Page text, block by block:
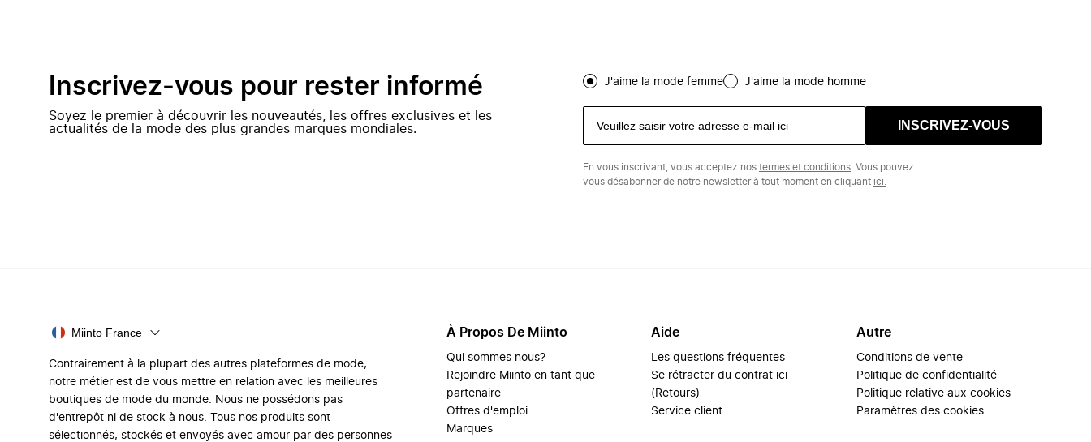
Inscrivez-vous pour rester informé
Soyez le premier à découvrir les nouveautés, les offres exclusives et les
actualités de la mode des plus grandes marques mondiales.
J'aime la mode femme J'aime la mode homme
INSCRIVEZ-VOUS
En vous inscrivant, vous acceptez nos termes et conditions . Vous pouvez
vous désabonner de notre newsletter à tout moment en cliquant ici.
Miinto France
Contrairement à la plupart des autres plateformes de mode,
notre métier est de vous mettre en relation avec les meilleures
boutiques de mode du monde. Nous ne possédons pas
d'entrepôt ni de stock à nous. Tous nos produits sont
sélectionnés, stockés et envoyés avec amour par des personnes
À Propos De Miinto
Qui sommes nous?
Rejoindre Miinto en tant que
partenaire
Offres d'emploi
Marques
Aide
Les questions fréquentes
Se rétracter du contrat ici
(Retours)
Service client
Autre
Conditions de vente
Politique de confidentialité
Politique relative aux cookies
Paramètres des cookies